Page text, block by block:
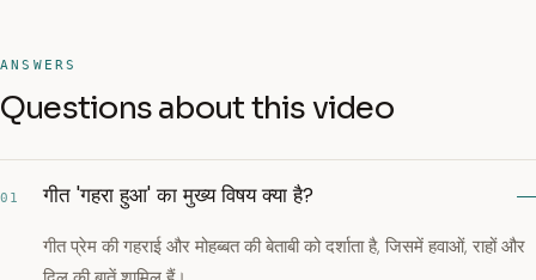
ANSWERS
Questions about this video
01 गीत 'गहरा हुआ' का मुख्य विषय क्या है?
गीत प्रेम की गहराई और मोहब्बत की बेताबी को दर्शाता है, जिसमें हवाओं, राहों और